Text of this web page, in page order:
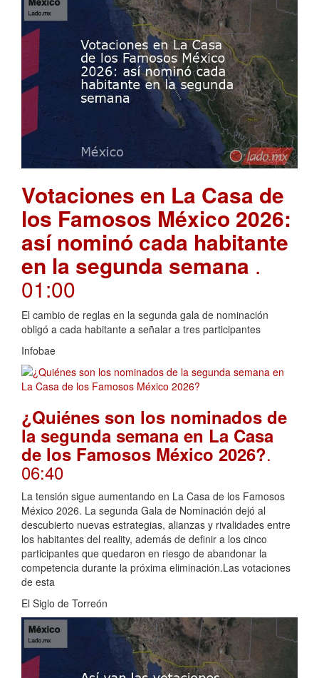
Votaciones en La Casa de
los Famosos México 2026:
así nominó cada habitante
en la segunda semana .
01:00
El cambio de reglas en la segunda gala de nominación
obligó a cada habitante a señalar a tres participantes
Infobae
¿Quiénes son los nominados de
la segunda semana en La Casa
de los Famosos México 2026?.
06:40
La tensión sigue aumentando en La Casa de los Famosos
México 2026. La segunda Gala de Nominación dejó al
descubierto nuevas estrategias, alianzas y rivalidades entre
los habitantes del reality, además de definir a los cinco
participantes que quedaron en riesgo de abandonar la
competencia durante la próxima eliminación.Las votaciones
de esta
El Siglo de Torreón